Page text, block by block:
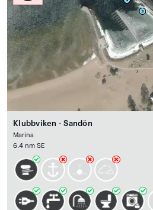
Klubbviken - Sandön
Marina
6.4 nm SE